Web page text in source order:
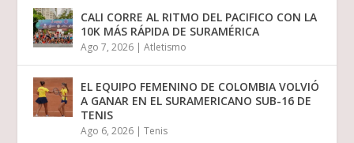
CALI CORRE AL RITMO DEL PACIFICO CON LA
10K MÁS RÁPIDA DE SURAMÉRICA
Ago 7, 2026 |Atletismo
EL EQUIPO FEMENINO DE COLOMBIA VOLVIÓ
A GANAR EN EL SURAMERICANO SUB-16 DE
TENIS
Ago 6, 2026 |Tenis